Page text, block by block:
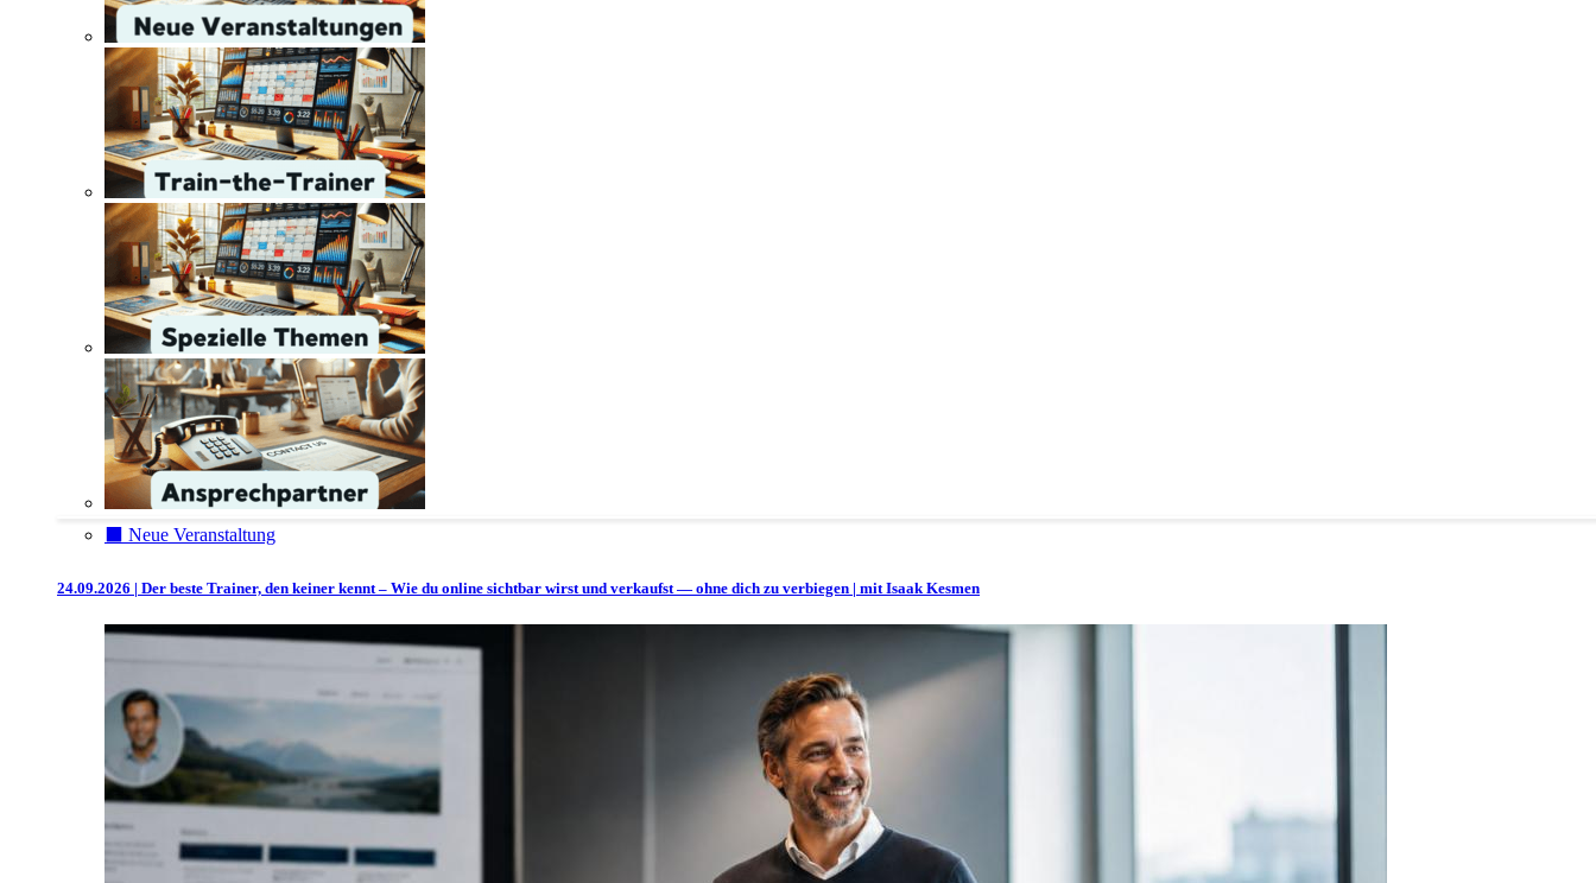
⬛️ Neue Veranstaltung
24.09.2026 | Der beste Trainer, den keiner kennt – Wie du online sichtbar wirst und verkaufst — ohne dich zu verbiegen | mit Isaak Kesmen